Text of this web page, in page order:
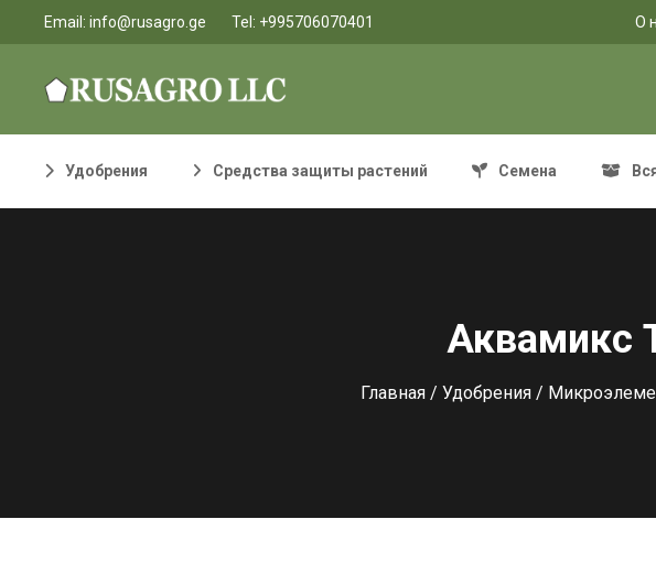
Email: info@rusagro.ge Tel: +995706070401 O
Удобрения Средства защиты растений Семена
Аквамикс
Главная / Удобрения /